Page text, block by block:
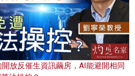
放反催生資訊繭房，AI能避開相同